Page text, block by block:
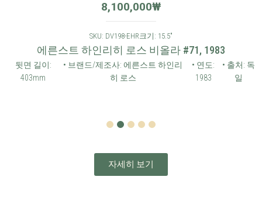
8,100,000₩
SKU: DV198-EHR 크기: 15.5"
에른스트 하인리히 로스 비올라 #71, 1983
뒷면 길이:
403mm
• 브랜드/제조사: 에른스트 하인리
히 로스
• 연도:
1983
• 출처: 독
일
4 5
자세히 보기